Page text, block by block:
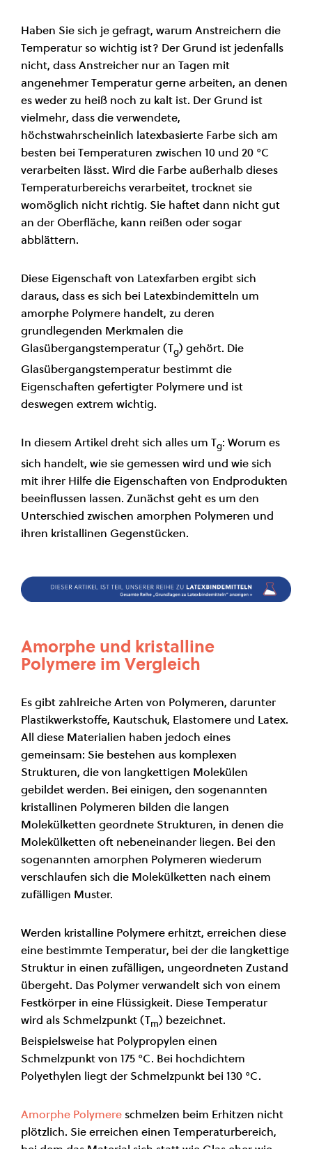
Haben Sie sich je gefragt, warum Anstreichern die
Temperatur so wichtig ist? Der Grund ist jedenfalls
nicht, dass Anstreicher nur an Tagen mit
angenehmer Temperatur gerne arbeiten, an denen
es weder zu heiß noch zu kalt ist. Der Grund ist
vielmehr, dass die verwendete,
höchstwahrscheinlich latexbasierte Farbe sich am
besten bei Temperaturen zwischen 10 und 20 °C
verarbeiten lässt. Wird die Farbe außerhalb dieses
Temperaturbereichs verarbeitet, trocknet sie
womöglich nicht richtig. Sie haftet dann nicht gut
an der Oberfläche, kann reißen oder sogar
abblättern.
Diese Eigenschaft von Latexfarben ergibt sich
daraus, dass es sich bei Latexbindemitteln um
amorphe Polymere handelt, zu deren
grundlegenden Merkmalen die
Glasübergangstemperatur (Tg) gehört. Die
Glasübergangstemperatur bestimmt die
Eigenschaften gefertigter Polymere und ist
deswegen extrem wichtig.
In diesem Artikel dreht sich alles um Tg: Worum es
sich handelt, wie sie gemessen wird und wie sich
mit ihrer Hilfe die Eigenschaften von Endprodukten
beeinflussen lassen. Zunächst geht es um den
Unterschied zwischen amorphen Polymeren und
ihren kristallinen Gegenstücken.
Amorphe und kristalline
Polymere im Vergleich
Es gibt zahlreiche Arten von Polymeren, darunter
Plastikwerkstoffe, Kautschuk, Elastomere und Latex.
All diese Materialien haben jedoch eines
gemeinsam: Sie bestehen aus komplexen
Strukturen, die von langkettigen Molekülen
gebildet werden. Bei einigen, den sogenannten
kristallinen Polymeren bilden die langen
Molekülketten geordnete Strukturen, in denen die
Molekülketten oft nebeneinander liegen. Bei den
sogenannten amorphen Polymeren wiederum
verschlaufen sich die Molekülketten nach einem
zufälligen Muster.
Werden kristalline Polymere erhitzt, erreichen diese
eine bestimmte Temperatur, bei der die langkettige
Struktur in einen zufälligen, ungeordneten Zustand
übergeht. Das Polymer verwandelt sich von einem
Festkörper in eine Flüssigkeit. Diese Temperatur
wird als Schmelzpunkt (Tm) bezeichnet.
Beispielsweise hat Polypropylen einen
Schmelzpunkt von 175 °C. Bei hochdichtem
Polyethylen liegt der Schmelzpunkt bei 130 °C.
Amorphe Polymere schmelzen beim Erhitzen nicht
plötzlich. Sie erreichen einen Temperaturbereich,